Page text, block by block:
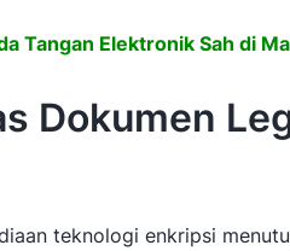
Tangan Elektronik Sah di
Dokumen
teknologi enkripsi